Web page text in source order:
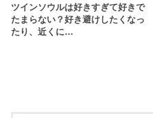
ツインソウルは好きすぎて好きで
たまらない？好き避けしたくなっ
たり、近くに…